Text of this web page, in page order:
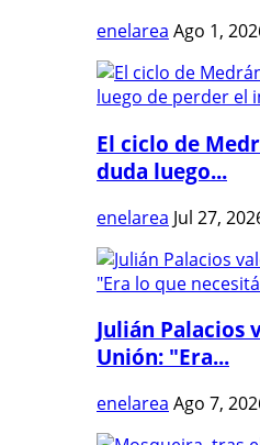
enelarea Ago 1,
El ciclo de
duda luego...
enelarea Jul 27,
Julián
Unión: "Era...
enelarea Ago 7,